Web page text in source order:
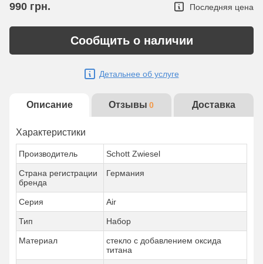
990 грн. Последняя цена
Сообщить о наличии
Детальнее об услуге
Описание Отзывы 0 Доставка
Характеристики
Производитель Schott Zwiesel
Страна регистрации
бренда
Германия
Серия Air
Тип Набор
Материал
стекло с добавлением оксида
титана